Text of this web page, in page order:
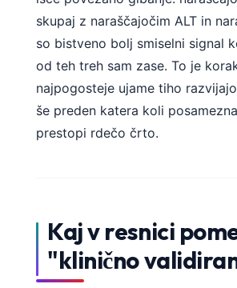
skupaj z naraščajočim ALT in
so bistveno bolj smiselni signal
od teh treh sam zase. To je
najpogosteje ujame tiho
še preden katera koli
prestopi rdečo črto.
Kaj v resnici
"klinično